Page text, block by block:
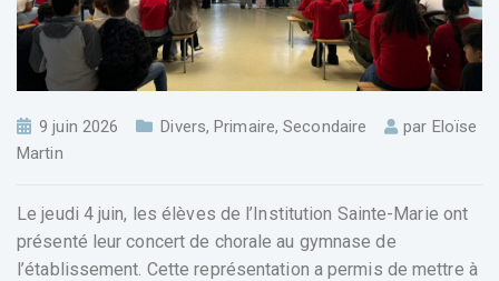
9 juin 2026 Divers,Primaire,Secondaire par Eloïse
Martin
Le jeudi 4 juin, les élèves de l’Institution Sainte-Marie ont
présenté leur concert de chorale au gymnase de
l’établissement. Cette représentation a permis de mettre à